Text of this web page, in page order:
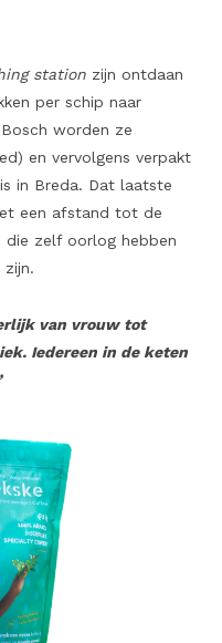
station zijn ontdaan
per schip naar
worden ze
en vervolgens verpakt
in Breda. Dat laatste
een afstand tot de
die zelf oorlog hebben
van vrouw tot
Iedereen in de keten